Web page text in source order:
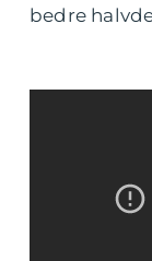
bedre